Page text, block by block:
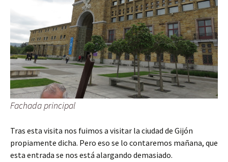
Fachada principal
Tras esta visita nos fuimos a visitar la ciudad de Gijón
propiamente dicha. Pero eso se lo contaremos mañana, que
esta entrada se nos está alargando demasiado.